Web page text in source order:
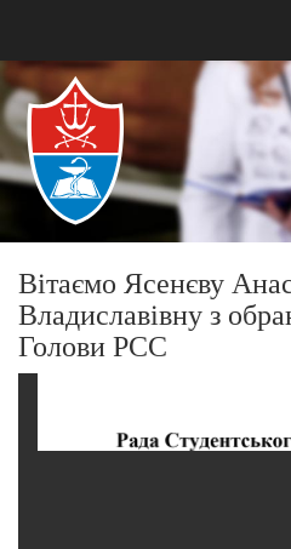
Вітаємо Ясенєву
Владиславівну з
Голови РСС